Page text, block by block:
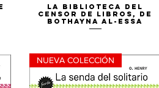
Vista rápida
La biblioteca del
censor de libros, de
Bothayna Al-Essa
NUEVA COLECCIÓN